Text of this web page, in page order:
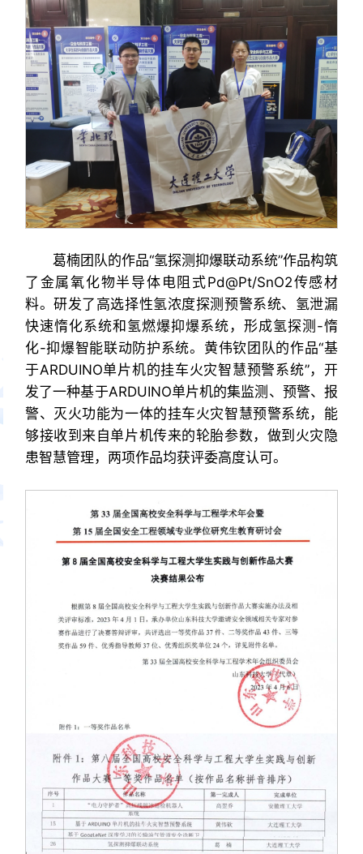
葛楠团队的作品“氢探测抑爆联动系统”作品构筑
了金属氧化物半导体电阻式Pd@Pt/SnO2传感材
料。研发了高选择性氢浓度探测预警系统、氢泄漏
快速惰化系统和氢燃爆抑爆系统，形成氢探测-惰
化-抑爆智能联动防护系统。黄伟钦团队的作品“基
于ARDUINO单片机的挂车火灾智慧预警系统”，开
发了一种基于ARDUINO单片机的集监测、预警、报
警、灭火功能为一体的挂车火灾智慧预警系统，能
够接收到来自单片机传来的轮胎参数，做到火灾隐
患智慧管理，两项作品均获评委高度认可。